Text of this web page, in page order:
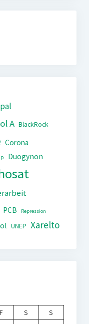
A BlackRock
Corona
Duogynon
PCB Repression
UNEP Xarelto
F S
S